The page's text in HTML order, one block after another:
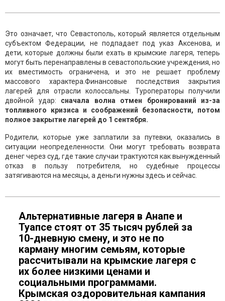
Это означает, что Севастополь, который является отдельным
субъектом Федерации, не подпадает под указ Аксенова, и
дети, которые должны были ехать в крымские лагеря, теперь
могут быть перенаправлены в севастопольские учреждения, но
их вместимость ограничена, и это не решает проблему
массового характера.Финансовые последствия закрытия
лагерей для отрасли колоссальны. Туроператоры получили
двойной удар: сначала волна отмен бронирований из-за
топливного кризиса и соображений безопасности, потом
полное закрытие лагерей до 1 сентября.
Родители, которые уже заплатили за путевки, оказались в
ситуации неопределенности. Они могут требовать возврата
денег через суд, где такие случаи трактуются как вынужденный
отказ в пользу потребителя, но судебные процессы
затягиваются на месяцы, а деньги нужны здесь и сейчас.
Альтернативные лагеря в Анапе и
Туапсе стоят от 35 тысяч рублей за
10-дневную смену, и это не по
карману многим семьям, которые
рассчитывали на крымские лагеря с
их более низкими ценами и
социальными программами.
Крымская оздоровительная кампания